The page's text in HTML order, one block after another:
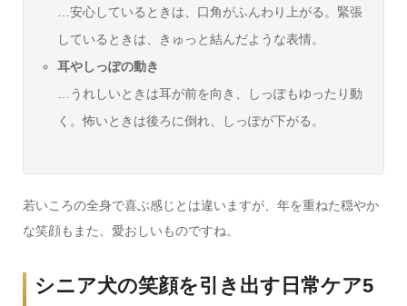
…安心しているときは、口角がふんわり上がる。緊張
しているときは、きゅっと結んだような表情。
耳やしっぽの動き
…うれしいときは耳が前を向き、しっぽもゆったり動
く。怖いときは後ろに倒れ、しっぽが下がる。
若いころの全身で喜ぶ感じとは違いますが、年を重ねた穏やか
な笑顔もまた、愛おしいものですね。
シニア犬の笑顔を引き出す日常ケア5